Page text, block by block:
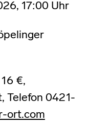
17:00 Uhr
16 €,
Telefon 0421-
ort.com